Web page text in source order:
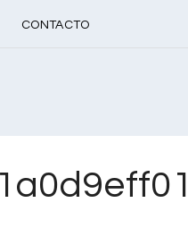
CONTACTO